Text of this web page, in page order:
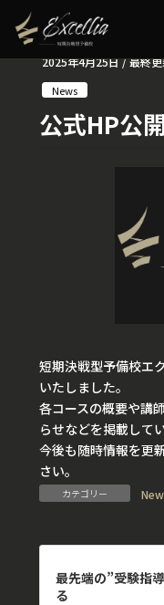
2025年4月25日/ 最終
News
公式HP公
短期決戦型予備校エ
いたしました。
各コースの概要や講
らせなどを掲載してい
今後も随時情報を更
さい。
カテゴリー
最先端の”受験指
る